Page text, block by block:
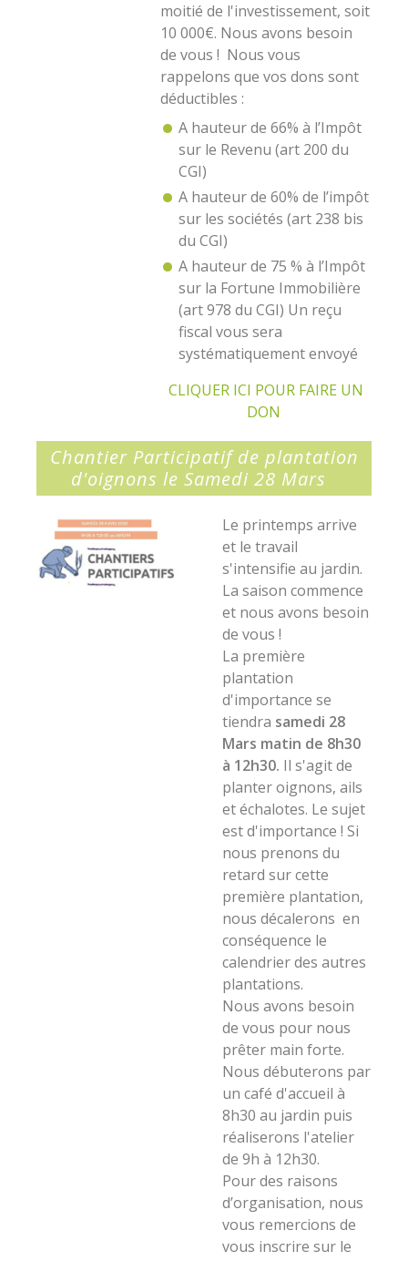
moitié de l'investissement, soit
10 000€. Nous avons besoin
de vous ! Nous vous
rappelons que vos dons sont
déductibles :
A hauteur de 66% à l’Impôt
sur le Revenu (art 200 du
CGI)
A hauteur de 60% de l’impôt
sur les sociétés (art 238 bis
du CGI)
A hauteur de 75 % à l’Impôt
sur la Fortune Immobilière
(art 978 du CGI) Un reçu
fiscal vous sera
systématiquement envoyé
CLIQUER ICI POUR FAIRE UN
DON
Chantier Participatif de plantation
d'oignons le Samedi 28 Mars
Le printemps arrive
et le travail
s'intensifie au jardin.
La saison commence
et nous avons besoin
de vous !
La première
plantation
d'importance se
tiendra samedi 28
Mars matin de 8h30
à 12h30. Il s'agit de
planter oignons, ails
et échalotes. Le sujet
est d'importance ! Si
nous prenons du
retard sur cette
première plantation,
nous décalerons en
conséquence le
calendrier des autres
plantations.
Nous avons besoin
de vous pour nous
prêter main forte.
Nous débuterons par
un café d'accueil à
8h30 au jardin puis
réaliserons l'atelier
de 9h à 12h30.
Pour des raisons
d’organisation, nous
vous remercions de
vous inscrire sur le